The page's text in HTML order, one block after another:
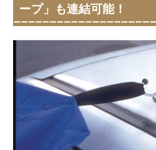
ープ」も連結可能！